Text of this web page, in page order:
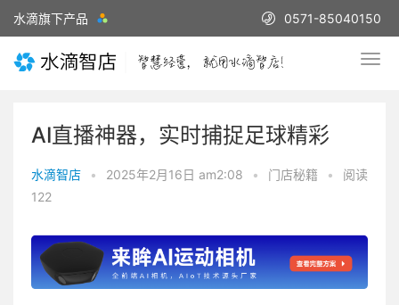
水滴旗下产品 0571-85040150
AI直播神器，实时捕捉足球精彩
水滴智店 • 2025年2月16日 am2:08 • 门店秘籍 •
阅读
122